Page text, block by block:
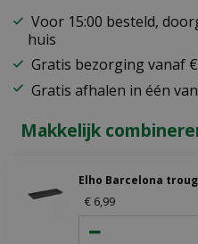
Voor 15:00 besteld,
huis
Gratis bezorging vanaf
Gratis afhalen in één
Makkelijk
Elho Barcelona
€ 6 99